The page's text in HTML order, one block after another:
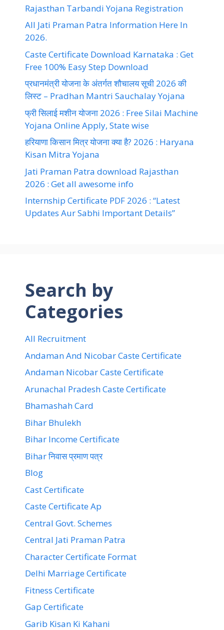
Rajasthan Tarbandi Yojana Registration
All Jati Praman Patra Information Here In
2026.
Caste Certificate Download Karnataka : Get
Free 100% Easy Step Download
प्रधानमंत्री योजना के अंतर्गत शौचालय सूची 2026 की
लिस्ट – Pradhan Mantri Sauchalay Yojana
फ्री सिलाई मशीन योजना 2026 : Free Silai Machine
Yojana Online Apply, State wise
हरियाणा किसान मित्र योजना क्या है? 2026 : Haryana
Kisan Mitra Yojana
Jati Praman Patra download Rajasthan
2026 : Get all awesome info
Internship Certificate PDF 2026 : “Latest
Updates Aur Sabhi Important Details”
Search by
Categories
All Recruitment
Andaman And Nicobar Caste Certificate
Andaman Nicobar Caste Certificate
Arunachal Pradesh Caste Certificate
Bhamashah Card
Bihar Bhulekh
Bihar Income Certificate
Bihar निवास प्रमाण पत्र
Blog
Cast Certificate
Caste Certificate Ap
Central Govt. Schemes
Central Jati Praman Patra
Character Certificate Format
Delhi Marriage Certificate
Fitness Certificate
Gap Certificate
Garib Kisan Ki Kahani